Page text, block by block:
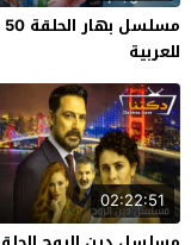
للعربية
02:22:51